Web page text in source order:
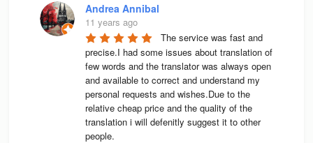
Andrea Annibal
11 years ago
The service was fast and
precise.I had some issues about translation of
few words and the translator was always open
and available to correct and understand my
personal requests and wishes.Due to the
relative cheap price and the quality of the
translation i will defenitly suggest it to other
people.